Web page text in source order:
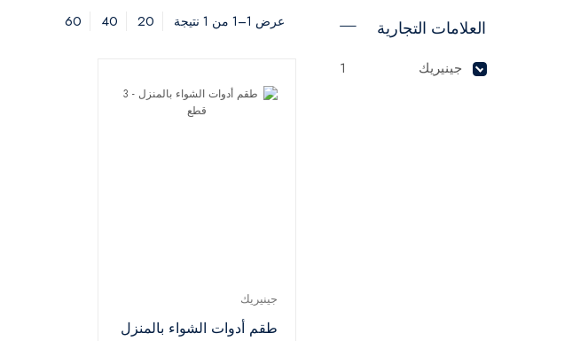
العلامات التجارية
جينيريك 1
عرض 1–1 من 1 نتيجة 20
40
60
جينيريك
طقم أدوات الشواء بالمنزل